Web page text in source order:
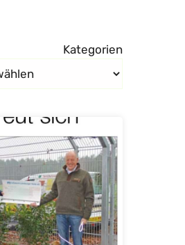
Kategorien